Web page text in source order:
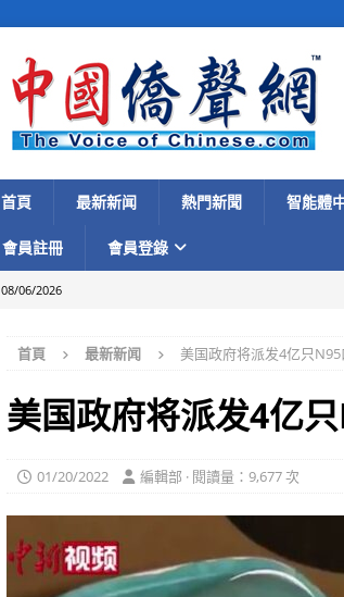
首頁 最新新闻 熱門新聞 智能體
會員註冊 會員登錄
08/06/2026
首頁 最新新闻 美国政府将派发4亿只
美国政府将派发4亿
01/20/2022 編輯部 · 閱讀量：9,677 次